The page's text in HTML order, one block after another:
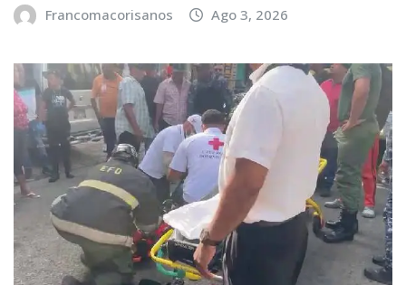
Francomacorisanos Ago 3, 2026